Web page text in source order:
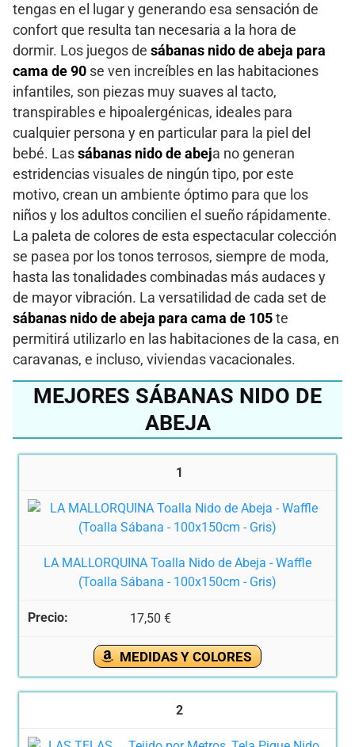
tengas en el lugar y generando esa sensación de
confort que resulta tan necesaria a la hora de
dormir. Los juegos de sábanas nido de abeja para
cama de 90 se ven increíbles en las habitaciones
infantiles, son piezas muy suaves al tacto,
transpirables e hipoalergénicas, ideales para
cualquier persona y en particular para la piel del
bebé. Las sábanas nido de abeja no generan
estridencias visuales de ningún tipo, por este
motivo, crean un ambiente óptimo para que los
niños y los adultos concilien el sueño rápidamente.
La paleta de colores de esta espectacular colección
se pasea por los tonos terrosos, siempre de moda,
hasta las tonalidades combinadas más audaces y
de mayor vibración. La versatilidad de cada set de
sábanas nido de abeja para cama de 105 te
permitirá utilizarlo en las habitaciones de la casa, en
caravanas, e incluso, viviendas vacacionales.
MEJORES SÁBANAS NIDO DE
ABEJA
1
LA MALLORQUINA Toalla Nido de Abeja - Waffle
(Toalla Sábana - 100x150cm - Gris)
17,50 €
MEDIDAS Y COLORES
2